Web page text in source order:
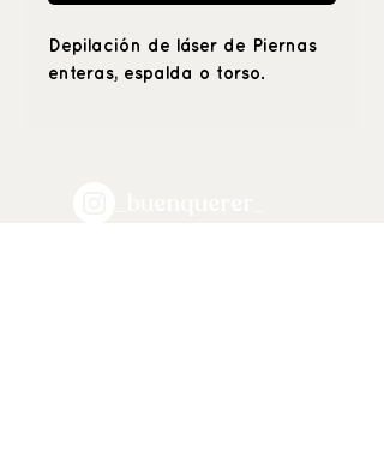
Depilación de láser de Piernas
enteras, espalda o torso.